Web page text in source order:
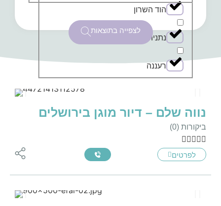
הוד השרון
נתניה
רעננה
לצפייה בתוצאות
נווה שלם – דיור מוגן בירושלים
ביקורות (0)

לפרטים